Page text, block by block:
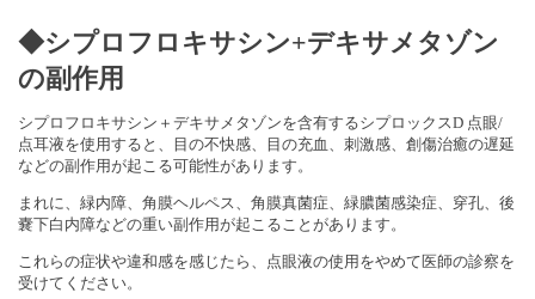
◆シプロフロキサシン+デキサメタゾン
の副作用
シプロフロキサシン＋デキサメタゾンを含有するシプロックスD 点眼/
点耳液を使用すると、目の不快感、目の充血、刺激感、創傷治癒の遅延
などの副作用が起こる可能性があります。
まれに、緑内障、角膜ヘルペス、角膜真菌症、緑膿菌感染症、穿孔、後
嚢下白内障などの重い副作用が起こることがあります。
これらの症状や違和感を感じたら、点眼液の使用をやめて医師の診察を
受けてください。